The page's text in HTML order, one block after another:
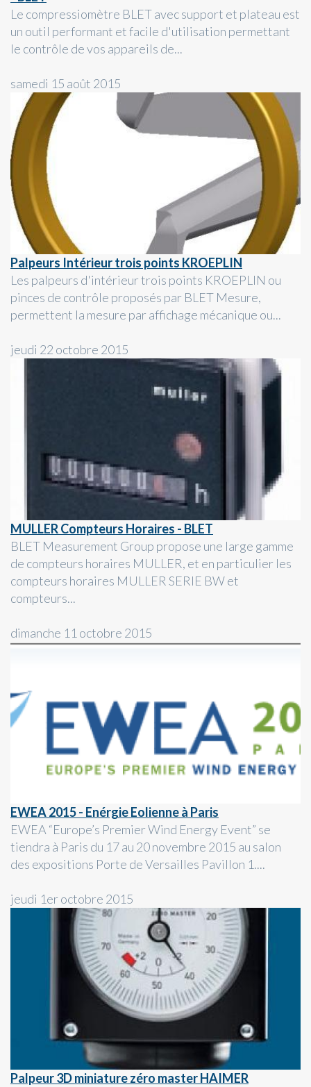
Le compressiomètre BLET avec support et plateau est
un outil performant et facile d'utilisation permettant
le contrôle de vos appareils de...
samedi 15 août 2015
Palpeurs Intérieur trois points KROEPLIN
Les palpeurs d'intérieur trois points KROEPLIN ou
pinces de contrôle proposés par BLET Mesure,
permettent la mesure par affichage mécanique ou...
jeudi 22 octobre 2015
MULLER Compteurs Horaires - BLET
BLET Measurement Group propose une large gamme
de compteurs horaires MULLER, et en particulier les
compteurs horaires MULLER SERIE BW et
compteurs...
dimanche 11 octobre 2015
EWEA 2015 - Enérgie Eolienne à Paris
EWEA “Europe’s Premier Wind Energy Event” se
tiendra à Paris du 17 au 20 novembre 2015 au salon
des expositions Porte de Versailles Pavillon 1....
jeudi 1er octobre 2015
Palpeur 3D miniature zéro master HAIMER